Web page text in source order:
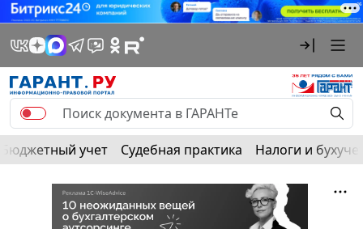
Бюджетный учет Судебная практика Налоги и